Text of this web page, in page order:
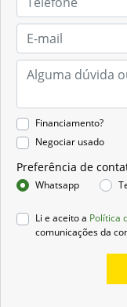
Financiamento?
Negociar usado
Preferência de
Whatsapp
Li e aceito a Política
comunicações da